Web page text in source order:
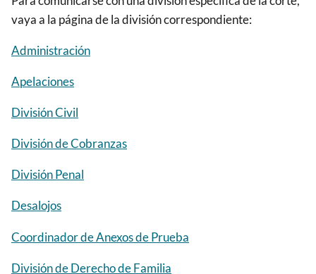
vaya a la página de la división correspondiente:
Administración
Apelaciones
División Civil
División de Cobranzas
División Penal
Desalojos
Coordinador de Anexos de Prueba
División de Derecho de Familia